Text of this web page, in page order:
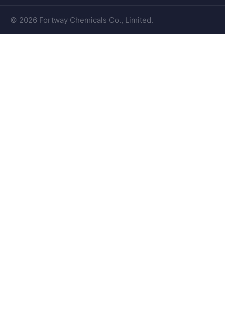
© 2026 Fortway Chemicals Co., Limited.